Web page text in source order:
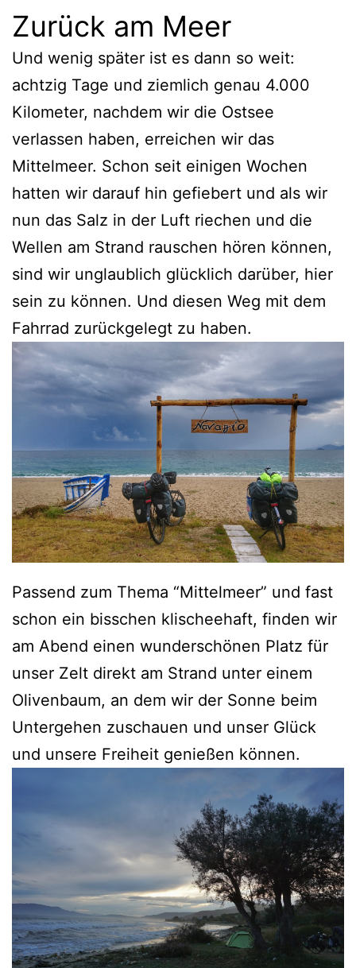
Zurück am Meer
Und wenig später ist es dann so weit:
achtzig Tage und ziemlich genau 4.000
Kilometer, nachdem wir die Ostsee
verlassen haben, erreichen wir das
Mittelmeer. Schon seit einigen Wochen
hatten wir darauf hin gefiebert und als wir
nun das Salz in der Luft riechen und die
Wellen am Strand rauschen hören können,
sind wir unglaublich glücklich darüber, hier
sein zu können. Und diesen Weg mit dem
Fahrrad zurückgelegt zu haben.
Passend zum Thema “Mittelmeer” und fast
schon ein bisschen klischeehaft, finden wir
am Abend einen wunderschönen Platz für
unser Zelt direkt am Strand unter einem
Olivenbaum, an dem wir der Sonne beim
Untergehen zuschauen und unser Glück
und unsere Freiheit genießen können.